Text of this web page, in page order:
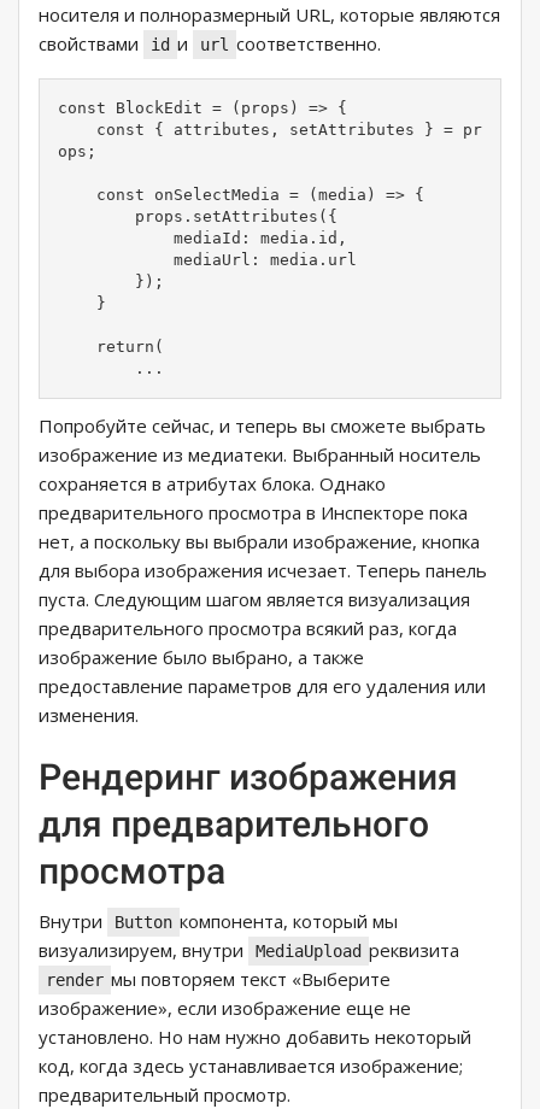
носителя и полноразмерный URL, которые являются
свойствами
id и url соответственно.
const BlockEdit = (props) => {
ops;
        ...
Попробуйте сейчас, и теперь вы сможете выбрать
изображение из медиатеки. Выбранный носитель
сохраняется в атрибутах блока. Однако
предварительного просмотра в Инспекторе пока
нет, а поскольку вы выбрали изображение, кнопка
для выбора изображения исчезает. Теперь панель
пуста. Следующим шагом является визуализация
предварительного просмотра всякий раз, когда
изображение было выбрано, а также
предоставление параметров для его удаления или
изменения.
Рендеринг изображения
для предварительного
просмотра
Внутри Button компонента, который мы
визуализируем, внутри
MediaUpload реквизита
render мы повторяем текст «Выберите
изображение», если изображение еще не
установлено. Но нам нужно добавить некоторый
код, когда здесь устанавливается изображение;
предварительный просмотр.